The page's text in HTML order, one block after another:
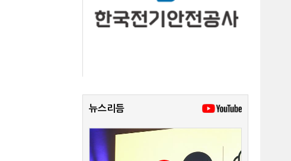
뉴스리듬